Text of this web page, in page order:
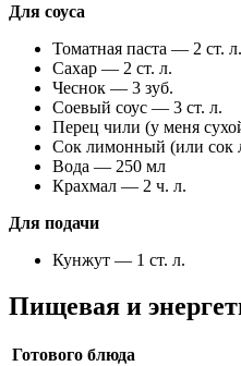
Для соуса
Томатная паста — 2 ст. л.
Сахар — 2 ст. л.
Чеснок — 3 зуб.
Соевый соус — 3 ст. л.
Перец чили (у меня
Сок лимонный (или сок
Вода — 250 мл
Крахмал — 2 ч. л.
Для подачи
Кунжут — 1 ст. л.
Пищевая и
Готового блюда